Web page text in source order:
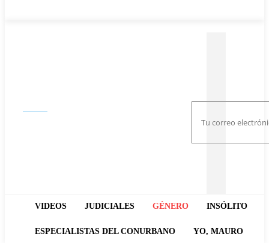
VIDEOS JUDICIALES GÉNERO INSÓLITO
ESPECIALISTAS DEL CONURBANO YO, MAURO